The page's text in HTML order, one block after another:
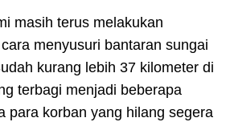
masih terus melakukan
menyusuri bantaran sungai
kurang lebih 37 kilometer di
terbagi menjadi beberapa
para korban yang hilang segera